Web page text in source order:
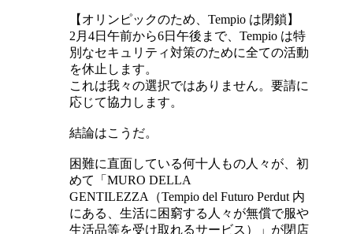
【オリンピックのため、Tempio は閉鎖】
2月4日午前から6日午後まで、Tempio は特
別なセキュリティ対策のために全ての活動
を休止します。
これは我々の選択ではありません。要請に
応じて協力します。
結論はこうだ。
困難に直面している何十人もの人々が、初
めて「MURO DELLA
GENTILEZZA（Tempio del Futuro Perdut 内
にある、生活に困窮する人々が無償で服や
生活品等を受け取れるサービス）」が閉店